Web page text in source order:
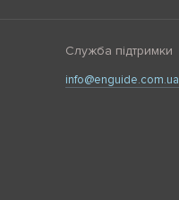
Служба підтримки
info@enguide.com.ua